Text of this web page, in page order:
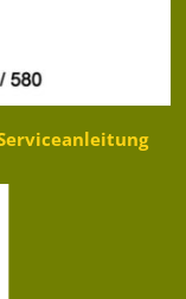
Serviceanleitung